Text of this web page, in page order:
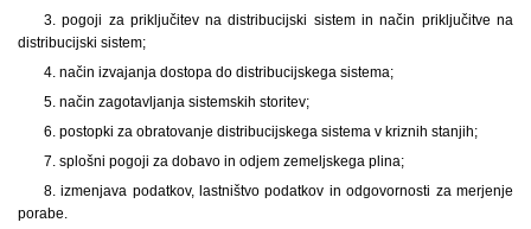
3. pogoji za priključitev na distribucijski sistem in način priključitve na
distribucijski sistem;
4. način izvajanja dostopa do distribucijskega sistema;
5. način zagotavljanja sistemskih storitev;
6. postopki za obratovanje distribucijskega sistema v kriznih stanjih;
7. splošni pogoji za dobavo in odjem zemeljskega plina;
8. izmenjava podatkov, lastništvo podatkov in odgovornosti za merjenje
porabe.